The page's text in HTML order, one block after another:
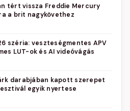
tért vissza Freddie Mercury
a brit nagykövethez
széria: veszteségmentes APV
LUT-ok és AI videóvágás
darabjában kapott szerepet
egyik nyertese